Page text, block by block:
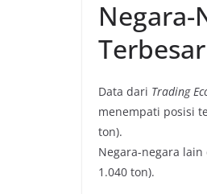
Negara-
Terbesar
Data dari Trading
menempati posisi
ton).
Negara-negara lain
1.040 ton).